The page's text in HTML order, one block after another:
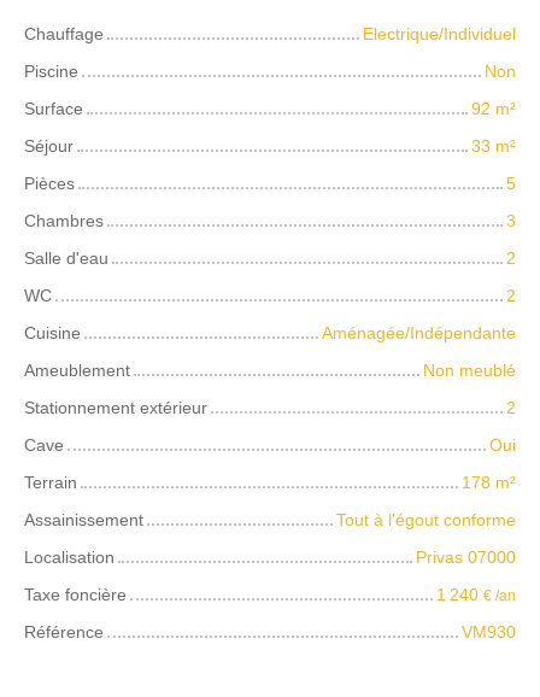
Chauffage
Electrique/Individuel
Piscine
Non
Surface
92 m²
Séjour
33 m²
Pièces
5
Chambres
3
Salle d'eau
2
WC
2
Cuisine
Aménagée/Indépendante
Ameublement
Non meublé
Stationnement extérieur
2
Cave
Oui
Terrain
178 m²
Assainissement
Tout à l'égout conforme
Localisation
Privas 07000
Taxe foncière
1 240 € /an
Référence VM930